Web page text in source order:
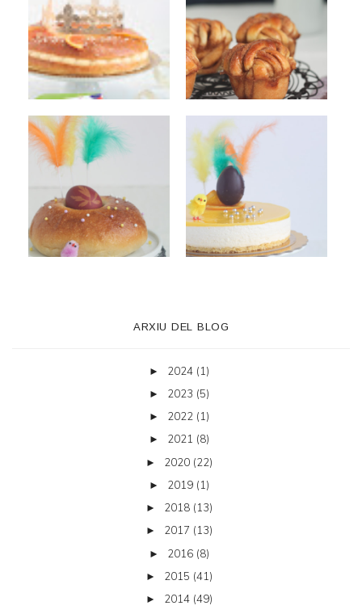
ARXIU DEL BLOG
► 2024 (1)
► 2023 (5)
► 2022 (1)
► 2021 (8)
► 2020 (22)
► 2019 (1)
► 2018 (13)
► 2017 (13)
► 2016 (8)
► 2015 (41)
► 2014 (49)